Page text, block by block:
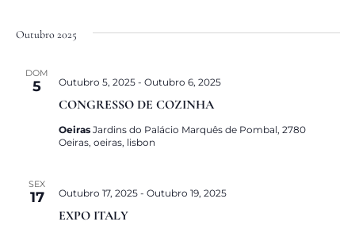
Outubro 2025
DOM
5
CONGRESSO DE COZINHA
Outubro 5, 2025- Outubro 6, 2025
Oeiras Jardins do Palácio Marquês de Pombal, 2780
Oeiras, oeiras, lisbon
SEX
17
EXPO ITALY
Outubro 17, 2025- Outubro 19, 2025